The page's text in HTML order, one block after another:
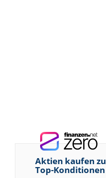
Aktien kaufen zu
Top-Konditionen